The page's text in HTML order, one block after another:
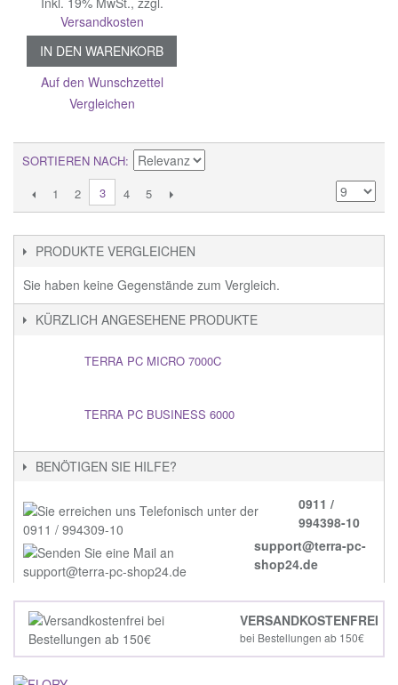
Versandkosten
IN DEN WARENKORB
Auf den Wunschzettel
Vergleichen
SORTIEREN NACH
1
2 3 4 5
PRODUKTE VERGLEICHEN
Sie haben keine Gegenstände zum Vergleich.
KÜRZLICH ANGESEHENE PRODUKTE
TERRA PC MICRO 7000C
TERRA PC BUSINESS 6000
BENÖTIGEN SIE HILFE?
0911 /
994398-10
support@terra-pc-
shop24.de
VERSANDKOSTENFREI
bei Bestellungen ab 150€